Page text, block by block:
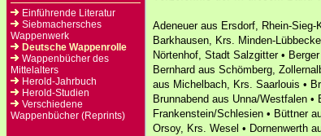
Einführende Literatur
Siebmachersches
Wappenwerk
Deutsche Wappenrolle
Wappenbücher des
Mittelalters
Herold-Jahrbuch
Herold-Studien
Verschiedene
Wappenbücher (Reprints)
Adeneuer aus Ersdorf, Rhein-
Barkhausen, Krs. Minden-
Nörtenhof, Stadt Salzgitter •
Bernhard aus Schömberg,
aus Michelbach, Krs. Saarlouis •
Brunnabend aus Unna/Westfalen
Frankenstein/Schlesien • Büttner
Orsoy, Krs. Wesel • Dornenwerth